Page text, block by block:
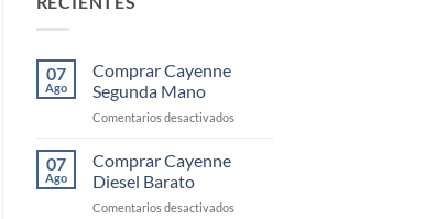
07
Ago
Comprar Cayenne
Segunda Mano
Comentarios desactivadosen
07
Ago
Comprar Cayenne
Diesel Barato
Comentarios desactivadosen